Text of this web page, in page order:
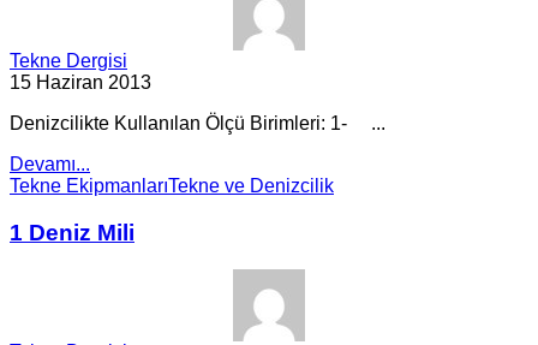
Tekne Dergisi
15 Haziran 2013
Denizcilikte Kullanılan Ölçü Birimleri: 1- ...
Devamı...
Tekne EkipmanlarıTekne ve Denizcilik
1 Deniz Mili